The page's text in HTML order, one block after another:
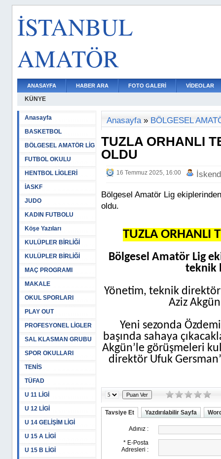
İSTANBUL
AMATÖR
ANASAYFA HABER ARA FOTO GALERİ VİDEOLAR
KÜNYE
Anasayfa
BASKETBOL
BÖLGESEL AMATÖR LİG
FUTBOL OKULU
HENTBOL LİGLERİ
İASKF
JUDO
KADIN FUTBOLU
Köşe Yazıları
KULÜPLER BİRLİĞİ
KULÜPLER BİRLİĞİ
MAÇ PROGRAMI
MAKALE
OKUL SPORLARI
PLAY OUT
PROFESYONEL LİGLER
SAL KLASMAN GRUBU
SPOR OKULLARI
TENİS
TÜFAD
U 11 LİGİ
U 12 LİGİ
U 14 GELİŞİM LİGİ
U 15 A LİGİ
U 15 B LİGİ
Anasayfa» BÖLGESEL
TUZLA ORHANLI
OLDU
16 Temmuz 2025, 16:00
Bölgesel Amatör Lig
oldu.
TUZLA ORHANLI
Bölgesel Amatör Lig
teknik
Yönetim, teknik
Aziz
Yeni sezonda
başında sahaya
Akgün’le görüşmeleri
direktör Ufuk
Tavsiye Et Yazdırılabilir Sayfa